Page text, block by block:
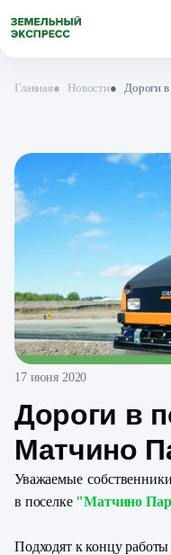
Главная● Новости● Дороги
17 июня 2020
Дороги в
Матчино
Уважаемые
в поселке "Матчино
Подходят к концу